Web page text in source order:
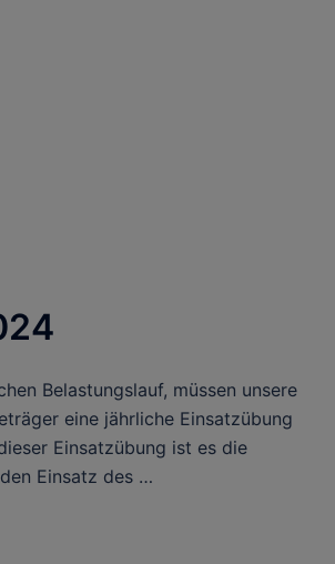
Belastungslauf, müssen unsere
eine jährliche Einsatzübung
Einsatzübung ist es die
Einsatz des …